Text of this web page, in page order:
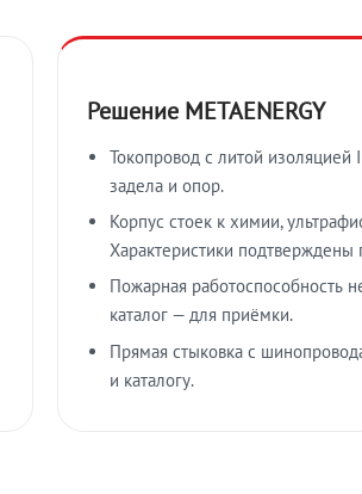
Решение METAENERGY
Токопровод с литой изоляцией
задела и опор.
Корпус стоек к химии,
Характеристики подтверждены
Пожарная работоспособность
каталог — для приёмки.
Прямая стыковка с
и каталогу.